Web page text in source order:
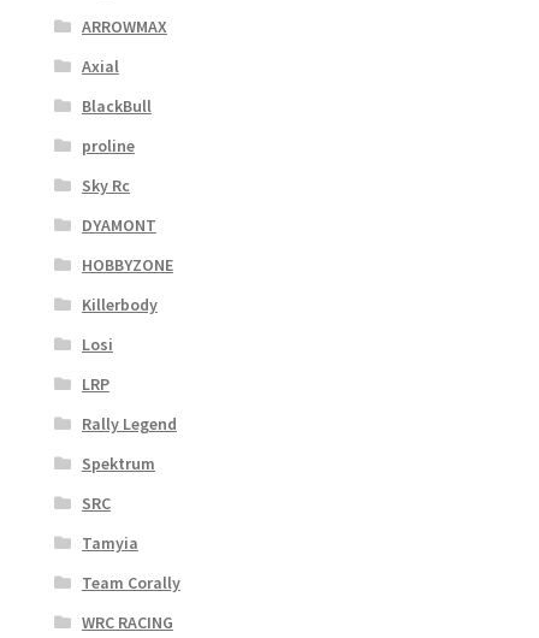
ARROWMAX
Axial
BlackBull
proline
Sky Rc
DYAMONT
HOBBYZONE
Killerbody
Losi
LRP
Rally Legend
Spektrum
SRC
Tamyia
Team Corally
WRC RACING